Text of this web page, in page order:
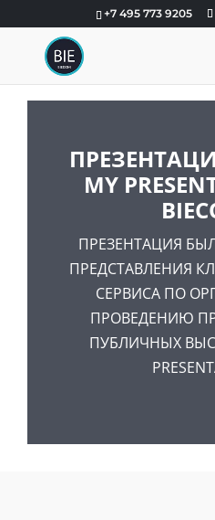
+7 495 773 9205
MY
ПРЕЗЕНТАЦИЯ
ПРЕДСТАВЛЕНИЯ
СЕРВИСА ПО
ПРОВЕДЕНИЮ
ПУБЛИЧНЫХ